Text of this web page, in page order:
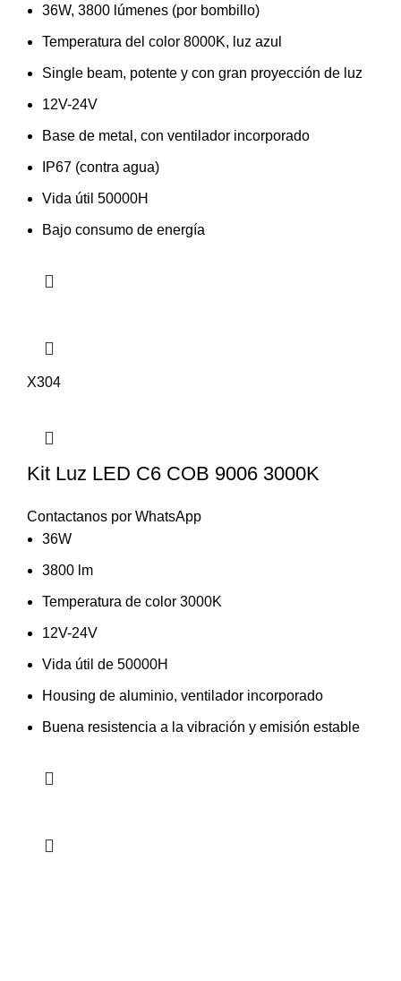
36W, 3800 lúmenes (por bombillo)
Temperatura del color 8000K, luz azul
Single beam, potente y con gran proyección de luz
12V-24V
Base de metal, con ventilador incorporado
IP67 (contra agua)
Vida útil 50000H
Bajo consumo de energía
X304
Kit Luz LED C6 COB 9006 3000K
Contactanos por WhatsApp
36W
3800 lm
Temperatura de color 3000K
12V-24V
Vida útil de 50000H
Housing de aluminio, ventilador incorporado
Buena resistencia a la vibración y emisión estable